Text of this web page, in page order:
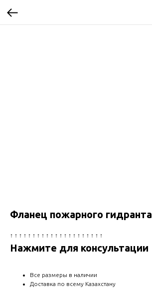
Фланец пожарного гидранта
↑ ↑ ↑ ↑ ↑ ↑ ↑ ↑ ↑ ↑ ↑ ↑ ↑ ↑ ↑ ↑ ↑ ↑ ↑ ↑ ↑
Нажмите для консультации
Все размеры в наличии
Доставка по всему Казахстану